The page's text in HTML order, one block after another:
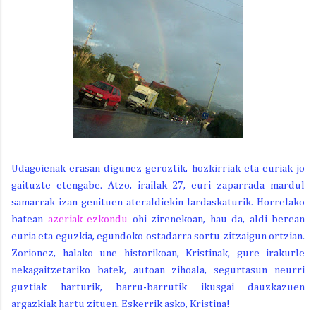
Udagoienak erasan digunez geroztik, hozkirriak eta euriak jo
gaituzte etengabe. Atzo, irailak 27, euri zaparrada mardul
samarrak izan genituen ateraldiekin lardaskaturik. Horrelako
batean azeriak ezkondu ohi zirenekoan, hau da, aldi berean
euria eta eguzkia, egundoko ostadarra sortu zitzaigun ortzian.
Zorionez, halako une historikoan, Kristinak, gure irakurle
nekagaitzetariko batek, autoan zihoala, segurtasun neurri
guztiak harturik, barru-barrutik ikusgai dauzkazuen
argazkiak hartu zituen. Eskerrik asko, Kristina!